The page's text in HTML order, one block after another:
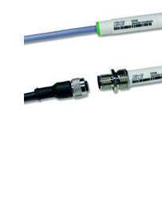
EE08 serie mini
transmitters voor
vochtigheid en
temperatuur